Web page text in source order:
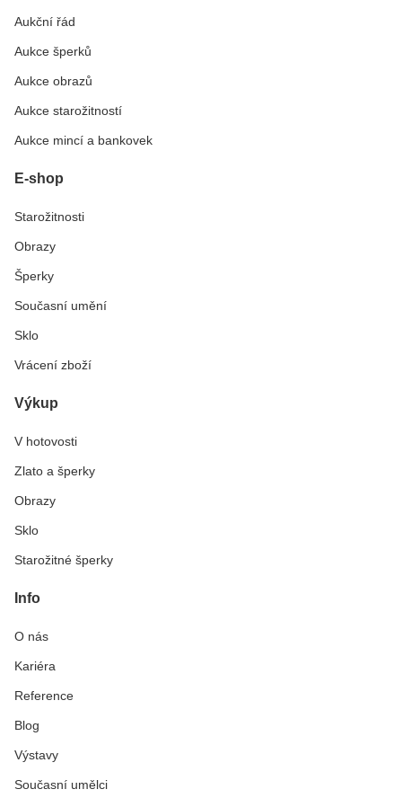
Aukční řád
Aukce šperků
Aukce obrazů
Aukce starožitností
Aukce mincí a bankovek
E-shop
Starožitnosti
Obrazy
Šperky
Současní umění
Sklo
Vrácení zboží
Výkup
V hotovosti
Zlato a šperky
Obrazy
Sklo
Starožitné šperky
Info
O nás
Kariéra
Reference
Blog
Výstavy
Současní umělci